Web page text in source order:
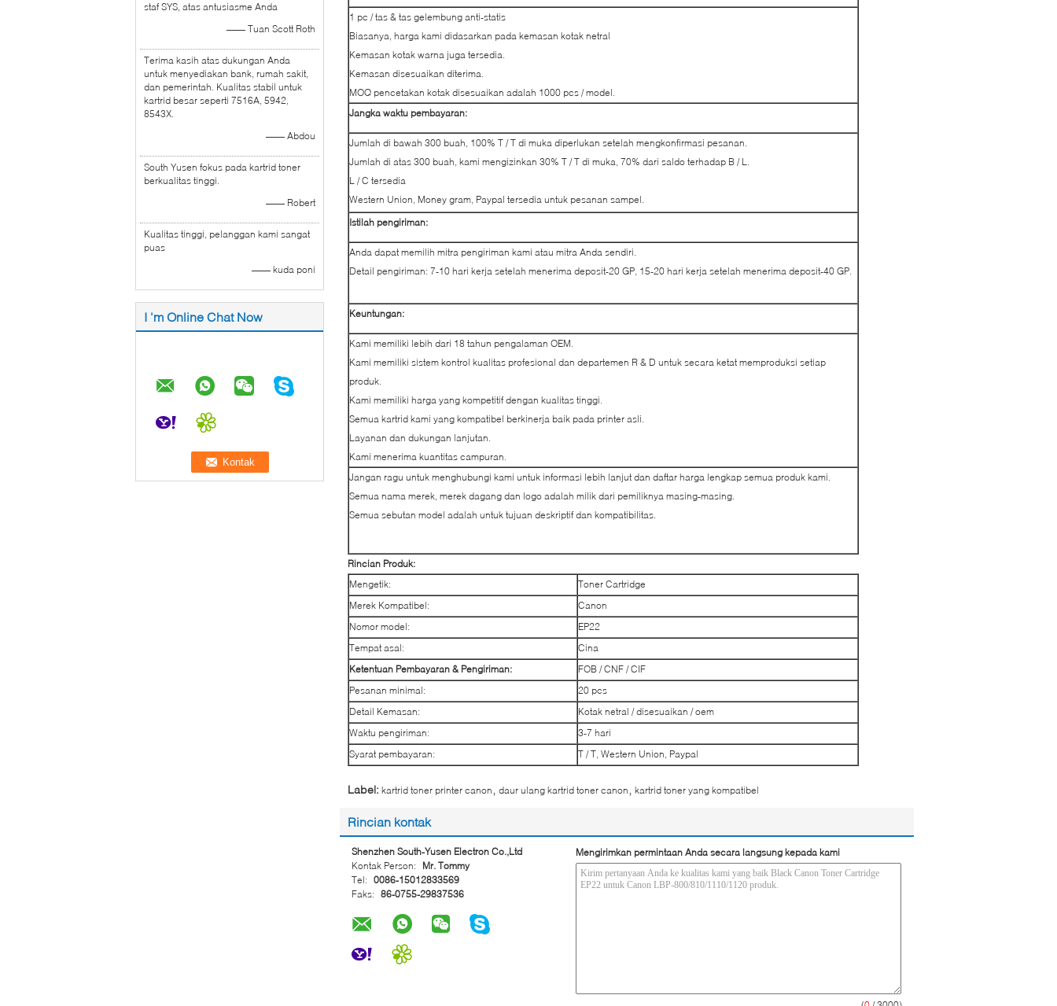
staf SYS, atas antusiasme Anda
—— Tuan Scott Roth
Terima kasih atas dukungan Anda
untuk menyediakan bank, rumah sakit,
dan pemerintah. Kualitas stabil untuk
kartrid besar seperti 7516A, 5942,
8543X.
—— Abdou
South Yusen fokus pada kartrid toner
berkualitas tinggi.
—— Robert
Kualitas tinggi, pelanggan kami sangat
puas
—— kuda poni
I 'm Online Chat Now
1 pc / tas & tas gelembung anti-statis
Biasanya, harga kami didasarkan pada kemasan kotak netral
Kemasan kotak warna juga tersedia.
Kemasan disesuaikan diterima.
MOQ pencetakan kotak disesuaikan adalah 1000 pcs / model.
Jangka waktu pembayaran:
Jumlah di bawah 300 buah, 100% T / T di muka diperlukan setelah mengkonfirmasi pesanan.
Jumlah di atas 300 buah, kami mengizinkan 30% T / T di muka, 70% dari saldo terhadap B / L.
L / C tersedia
Western Union, Money gram, Paypal tersedia untuk pesanan sampel.
Istilah pengiriman:
Anda dapat memilih mitra pengiriman kami atau mitra Anda sendiri.
Detail pengiriman: 7-10 hari kerja setelah menerima deposit-20 GP, 15-20 hari kerja setelah menerima deposit-40 GP.
Keuntungan:
Kami memiliki lebih dari 18 tahun pengalaman OEM.
Kami memiliki sistem kontrol kualitas profesional dan departemen R & D untuk secara ketat memproduksi setiap
produk.
Kami memiliki harga yang kompetitif dengan kualitas tinggi.
Semua kartrid kami yang kompatibel berkinerja baik pada printer asli.
Layanan dan dukungan lanjutan.
Kami menerima kuantitas campuran.
Jangan ragu untuk menghubungi kami untuk informasi lebih lanjut dan daftar harga lengkap semua produk kami.
Semua nama merek, merek dagang dan logo adalah milik dari pemiliknya masing-masing.
Semua sebutan model adalah untuk tujuan deskriptif dan kompatibilitas.
Rincian Produk:
Mengetik:
Toner Cartridge
Merek Kompatibel:
Canon
Nomor model:
EP22
Tempat asal:
Cina
Ketentuan Pembayaran & Pengiriman:
FOB / CNF / CIF
Pesanan minimal:
20 pcs
Detail Kemasan:
Kotak netral / disesuaikan / oem
Waktu pengiriman:
3-7 hari
Syarat pembayaran:
T / T, Western Union, Paypal
Label: kartrid toner printer canon daur ulang kartrid toner canon kartrid toner yang kompatibel
Rincian kontak
Shenzhen South-Yusen Electron Co.,Ltd
Kontak Person:
Mr. Tommy
Tel: 0086-15012833569
Faks: 86-0755-29837536
Mengirimkan permintaan Anda secara langsung kepada kami